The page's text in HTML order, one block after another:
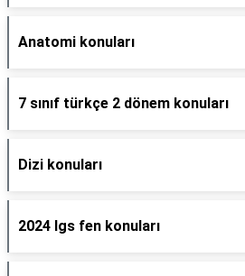
Anatomi konuları
7 sınıf türkçe 2 dönem konuları
Dizi konuları
2024 lgs fen konuları